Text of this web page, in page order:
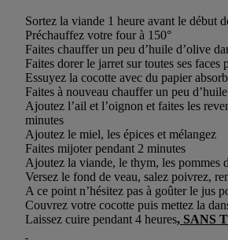
Sortez la viande 1 heure avant le début
Préchauffez votre four à 150°
Faites chauffer un peu d’huile d’olive
Faites dorer le jarret sur toutes ses faces
Essuyez la cocotte avec du papier
Faites à nouveau chauffer un peu
Ajoutez l’ail et l’oignon et faites les
minutes
Ajoutez le miel, les épices et mélangez
Faites mijoter pendant 2 minutes
Ajoutez la viande, le thym, les pommes
Versez le fond de veau, salez poivrez,
A ce point n’hésitez pas à goûter le jus
Couvrez votre cocotte puis mettez la
Laissez cuire pendant 4 heures, SANS